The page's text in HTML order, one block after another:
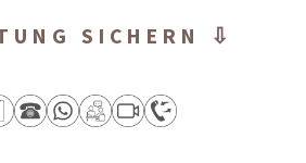
SICHERN ⇩